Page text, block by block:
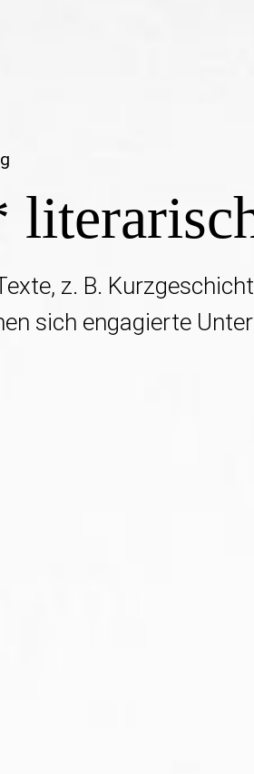
z. B.
sich engagierte